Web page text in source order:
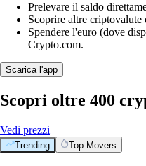
Prelevare il saldo
Scoprire altre
Spendere l'euro (dove
Crypto.com.
Scarica l'app
Scopri oltre 400
Vedi prezzi
Trending Top Movers